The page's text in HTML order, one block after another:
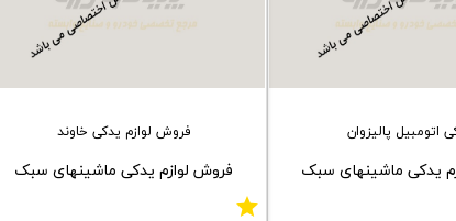
اتومبیل پالیزوان
یدکی ماشینهای سبک
فروش لوازم یدکی خاوند
فروش لوازم یدکی ماشینهای سبک
star